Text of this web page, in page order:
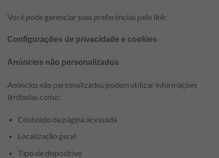
Você pode gerenciar suas preferências pelo link:
Configurações de privacidade e cookies
Anúncios não personalizados
Anúncios não personalizados podem utilizar informações
limitadas como:
Conteúdo da página acessada
Localização geral
Tipo de dispositivo